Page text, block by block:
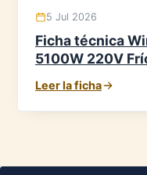
5 Jul 2026
Ficha técnica
5100W 220V
Leer la ficha